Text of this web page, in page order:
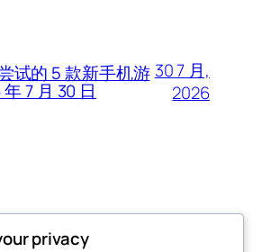
试的 5 款新手机游
7 月 30 日
30 7 月,
2026
privacy